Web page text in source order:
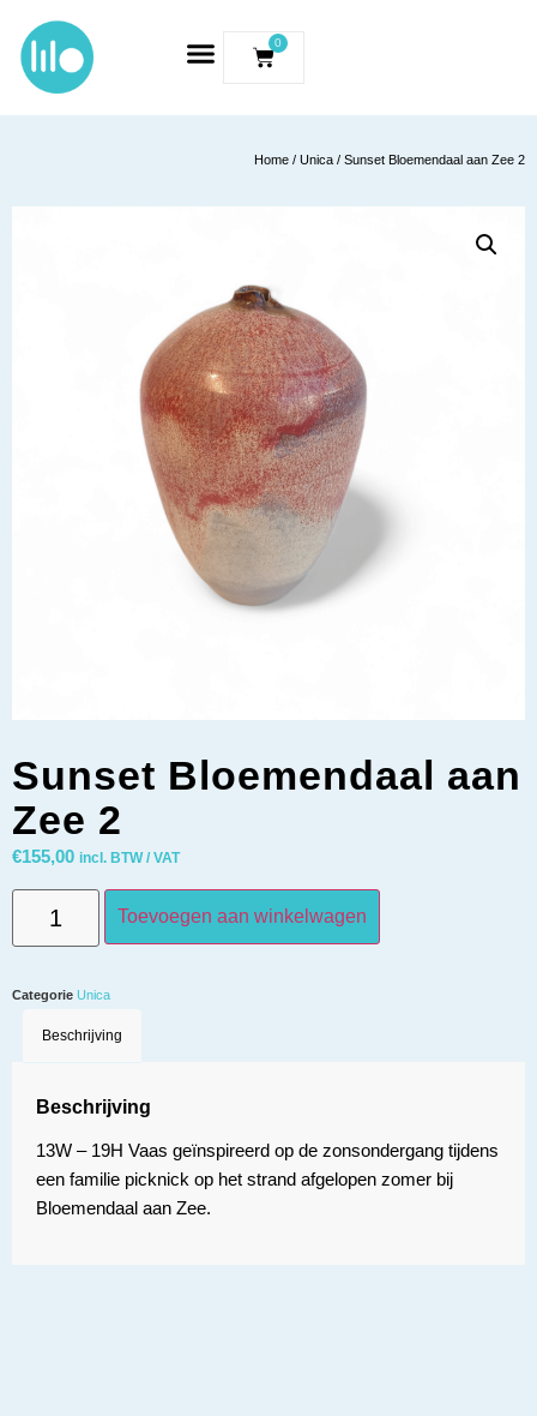
0
Home / Unica / Sunset Bloemendaal aan Zee 2
Sunset Bloemendaal aan
Zee 2
€155,00 incl. BTW / VAT
Toevoegen aan winkelwagen
Categorie Unica
Beschrijving
Beschrijving
13W – 19H Vaas geïnspireerd op de zonsondergang tijdens
een familie picknick op het strand afgelopen zomer bij
Bloemendaal aan Zee.